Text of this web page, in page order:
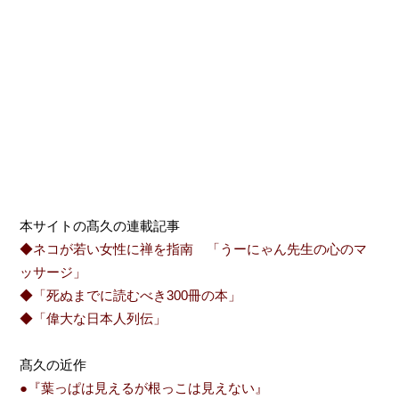
本サイトの髙久の連載記事
◆ネコが若い女性に禅を指南 「うーにゃん先生の心のマ
ッサージ」
◆「死ぬまでに読むべき300冊の本」
◆「偉大な日本人列伝」
髙久の近作
●『葉っぱは見えるが根っこは見えない』